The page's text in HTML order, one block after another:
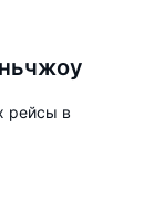
рейсы в